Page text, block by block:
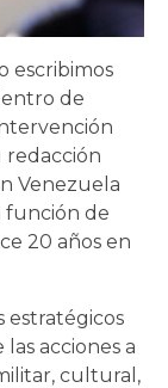
escribimos
de
redacción
Venezuela
función de
20 años en
estratégicos
acciones a
cultural,